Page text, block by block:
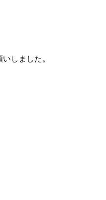
しました。